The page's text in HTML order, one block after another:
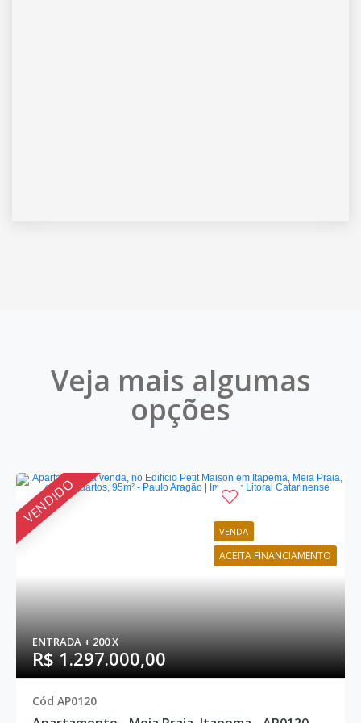
Veja mais algumas
opções
VENDA
ACEITA FINANCIAMENTO
VENDIDO
ENTRADA + 200 X
R$ 1.297.000,00
Cód AP0120